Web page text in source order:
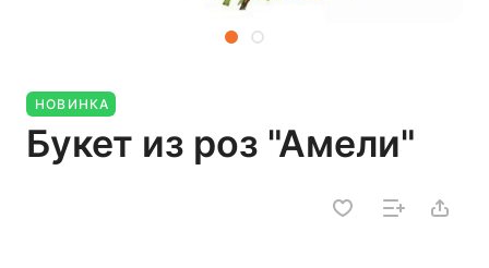
НОВИНКА
Букет из роз "Амели"